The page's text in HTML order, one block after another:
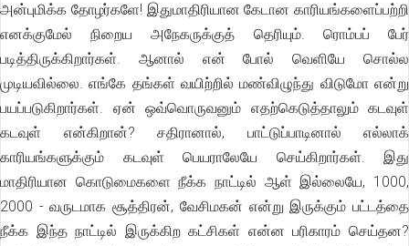
அன்புமிக்க தோழர்களே! இதுமாதிரியான கேடான காரியங்களைப்பற்றி
எனக்குமேல் நிறைய அநேகருக்குத் தெரியும். ரொம்பப் பேர்
படித்திருக்கிறார்கள். ஆனால் என் போல் வெளியே சொல்ல
முடியவில்லை. எங்கே தங்கள் வயிற்றில் மண்விழுந்து விடுமோ என்று
பயப்படுகிறார்கள். ஏன் ஒவ்வொருவனும் எதற்கெடுத்தாலும் கடவுள்
கடவுள் என்கிறான்? சதிரானால், பாட்டுப்பாடினால் எல்லாக்
காரியங்களுக்கும் கடவுள் பெயராலேயே செய்கிறார்கள். இது
மாதிரியான கொடுமைகளை நீக்க நாட்டில் ஆள் இல்லையே, 1000,
2000 - வருடமாக சூத்திரன், வேசிமகன் என்று இருக்கும் பட்டத்தை
நீக்க இந்த நாட்டில் இருக்கிற கட்சிகள் என்ன பரிகாரம் செய்தன?